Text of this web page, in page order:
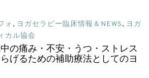
ォ , ヨガセラピー臨床情報＆NEWS, ヨガ
カル協会
の痛み・不安・うつ・ストレス
げるための補助療法としてのヨ